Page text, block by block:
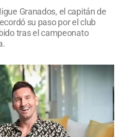
Granados, el capitán de
su paso por el club
tras el campeonato